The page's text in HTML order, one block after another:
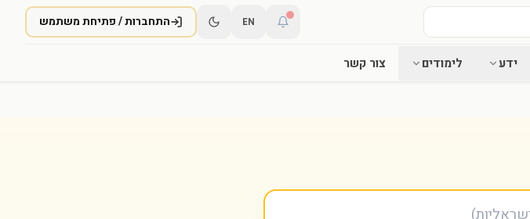
EN התחברות / פתיחת משתמש
ידע לימודים צור קשר